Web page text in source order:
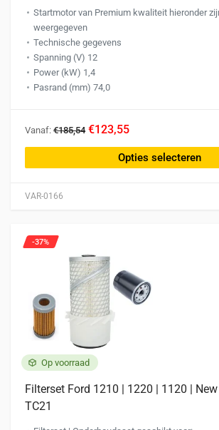
VAR-0166
Startmotor van Premium kwaliteit hieronder
weergegeven
Technische gegevens
Spanning (V) 12
Power (kW) 1,4
Pasrand (mm) 74,0
Vanaf: €185,54 €123,55
Opties selecteren
product
heeft
meerdere
Deze
kan
de
productpagina
Op voorraad
-37%
Filterset Ford 1210 | 1220 | 1120 |
TC21